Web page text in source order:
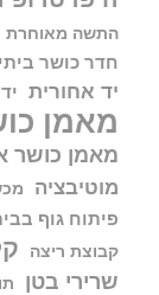
התשה מאוחרת
חדר כושר ביתי
יד אחורית
מאמן
מאמן כושר
מוטיבציה
פיתוח גוף
קבוצת ריצה
שרירי בטן